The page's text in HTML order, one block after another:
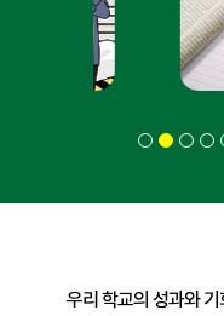
우리 학교의 성과와